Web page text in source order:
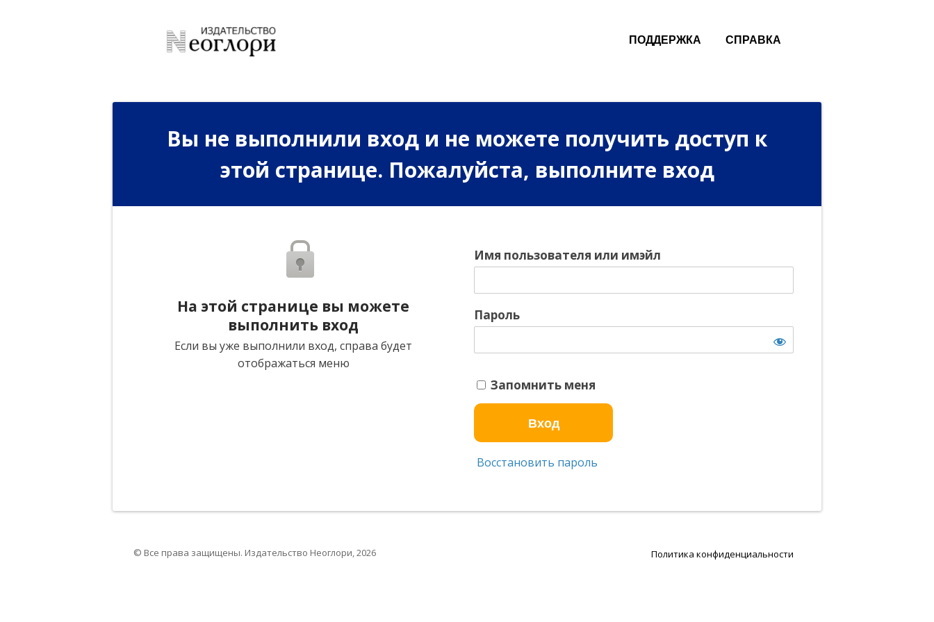
ПОДДЕРЖКА СПРАВКА
Вы не выполнили вход и не можете получить доступ к
этой странице. Пожалуйста, выполните вход
На этой странице вы можете
выполнить вход
Если вы уже выполнили вход, справа будет
отображаться меню
Имя пользователя или имэйл
Пароль
Запомнить меня
Восстановить пароль
Политика конфиденциальности
© Все права защищены. Издательство Неоглори, 2026